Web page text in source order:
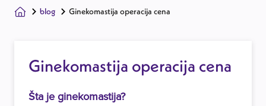
blog Ginekomastija operacija cena
Ginekomastija operacija cena
Šta je ginekomastija?